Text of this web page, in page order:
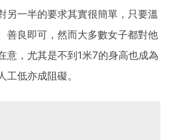
另一半的要求其實很簡單，只要溫
善良即可，然而大多數女子都對他
意，尤其是不到1米7的身高也成為
工低亦成阻礙。